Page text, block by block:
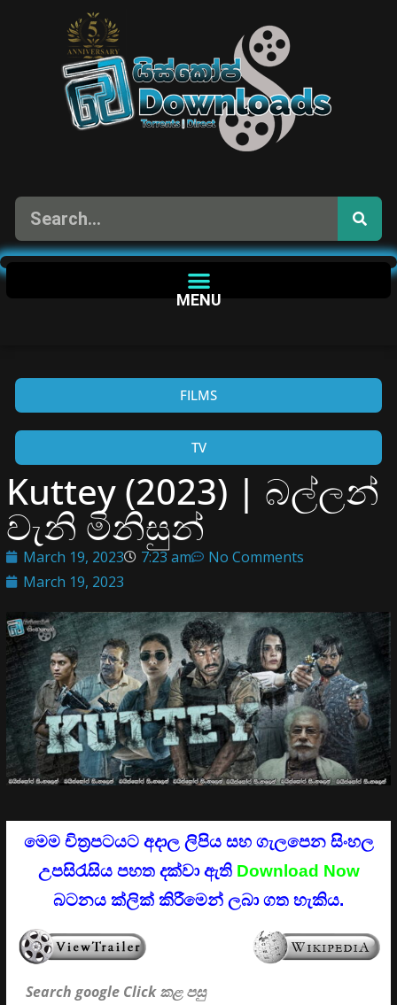
MENU
FILMS
TV
Kuttey (2023) | බල්ලන්
වැනි මිනිසුන්
March 19, 2023 7:23 am
No Comments
March 19, 2023
මෙම චිත්‍රපටයට අදාල ලිපිය සහ ගැලපෙන සිංහල
උපසිරැසිය පහත දක්වා ඇති Download Now
බටනය ක්ලික් කිරීමෙන් ලබා ගත හැකිය.
Search google Clickකළ පසු